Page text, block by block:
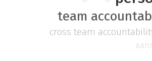
team
cross team